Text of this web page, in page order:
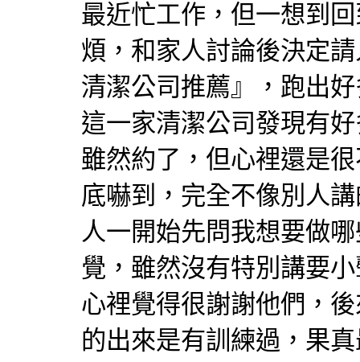
最近忙工作，但一想到
煩，和家人討論後決定
清潔公司推薦』，跑出
這一家清潔公司發現有
雖然約了，但心裡還是
底嚇到，完全不像別人
人一開始先問我想要做
覺，雖然沒有特別講要
心裡覺得很謝謝他們，
的出來是有訓練過，果